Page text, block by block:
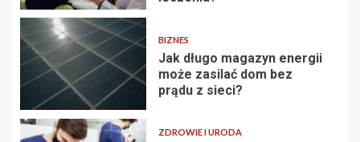
BIZNES
Jak długo magazyn energii
może zasilać dom bez
prądu z sieci?
ZDROWIE I URODA